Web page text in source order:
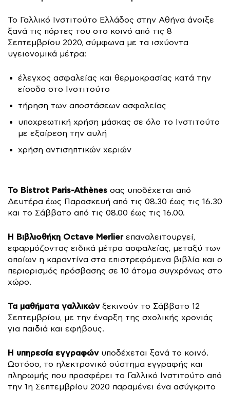
Το Γαλλικό Ινστιτούτο Ελλάδος στην Αθήνα άνοιξε
ξανά τις πόρτες του στο κοινό από τις 8
Σεπτεμβρίου 2020, σύμφωνα με τα ισχύοντα
υγειονομικά μέτρα:
έλεγχος ασφαλείας και θερμοκρασίας κατά την
είσοδο στο Ινστιτούτο
τήρηση των αποστάσεων ασφαλείας
υποχρεωτική χρήση μάσκας σε όλο το Ινστιτούτο
με εξαίρεση την αυλή
χρήση αντισηπτικών χεριών
Το Bistrot Paris-Athènes σας υποδέχεται από
Δευτέρα έως Παρασκευή από τις 08.30 έως τις 16.30
και το Σάββατο από τις 08.00 έως τις 16.00.
Η Βιβλιοθήκη Octave Merlierεπαναλειτουργεί,
εφαρμόζοντας ειδικά μέτρα ασφαλείας, μεταξύ των
οποίων η καραντίνα στα επιστρεφόμενα βιβλία και ο
περιορισμός πρόσβασης σε 10 άτομα συγχρόνως στο
χώρο.
Τα μαθήματα γαλλικώνξεκινούν το Σάββατο 12
Σεπτεμβρίου, με την έναρξη της σχολικής χρονιάς
για παιδιά και εφήβους.
Η υπηρεσία εγγραφώνυποδέχεται ξανά το κοινό.
Ωστόσο, το ηλεκτρονικό σύστημα εγγραφής και
πληρωμής που προσφέρει το Γαλλικό Ινστιτούτο από
την 1η Σεπτεμβρίου 2020 παραμένει ένα ασύγκριτο